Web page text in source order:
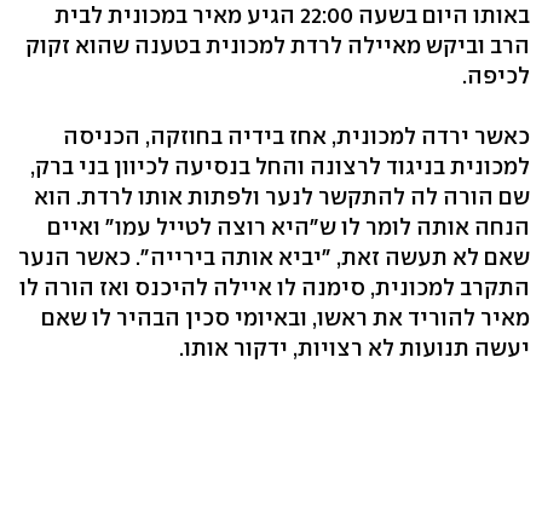
באותו היום בשעה 22:00 הגיע מאיר במכונית לבית
הרב וביקש מאיילה לרדת למכונית בטענה שהוא זקוק
לכיפה.
כאשר ירדה למכונית, אחז בידיה בחוזקה, הכניסה
למכונית בניגוד לרצונה והחל בנסיעה לכיוון בני ברק,
שם הורה לה להתקשר לנער ולפתות אותו לרדת. הוא
הנחה אותה לומר לו ש"היא רוצה לטייל עמו" ואיים
שאם לא תעשה זאת, "יביא אותה בירייה". כאשר הנער
התקרב למכונית, סימנה לו איילה להיכנס ואז הורה לו
מאיר להוריד את ראשו, ובאיומי סכין הבהיר לו שאם
יעשה תנועות לא רצויות, ידקור אותו.